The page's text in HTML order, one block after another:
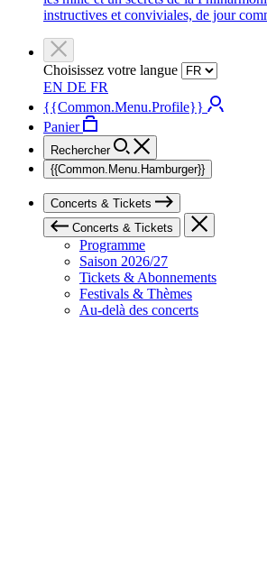
instructives et conviviales, de jour
Choisissez votre langue
EN DE FR
{{Common.Menu.Profile}}
Panier
Rechercher
{{Common.Menu.Hamburger}}
Concerts & Tickets
Concerts & Tickets
Programme
Saison 2026/27
Tickets & Abonnements
Festivals & Thèmes
Au-delà des concerts